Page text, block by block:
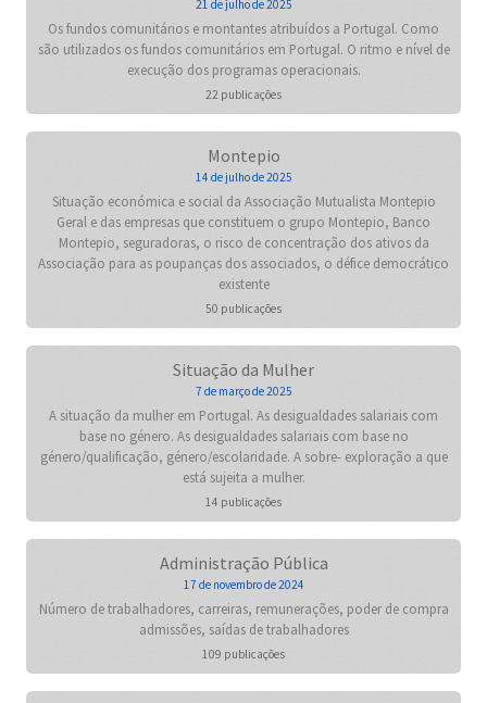
21 de julho de 2025
Os fundos comunitários e montantes atribuídos a Portugal. Como
são utilizados os fundos comunitários em Portugal. O ritmo e nível de
execução dos programas operacionais.
22 publicações
Montepio
14 de julho de 2025
Situação económica e social da Associação Mutualista Montepio
Geral e das empresas que constituem o grupo Montepio, Banco
Montepio, seguradoras, o risco de concentração dos ativos da
Associação para as poupanças dos associados, o défice democrático
existente
50 publicações
Situação da Mulher
7 de março de 2025
A situação da mulher em Portugal. As desigualdades salariais com
base no género. As desigualdades salariais com base no
género/qualificação, género/escolaridade. A sobre- exploração a que
está sujeita a mulher.
14 publicações
Administração Pública
17 de novembro de 2024
Número de trabalhadores, carreiras, remunerações, poder de compra
admissões, saídas de trabalhadores
109 publicações